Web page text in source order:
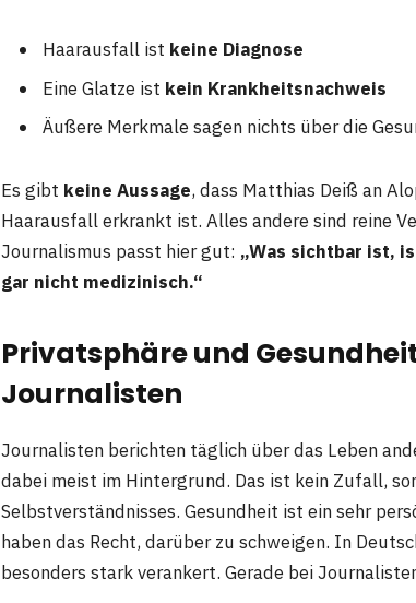
Haarausfall ist keine Diagnose
Eine Glatze ist kein Krankheitsnachweis
Äußere Merkmale sagen nichts über die
Es gibt keine Aussage, dass Matthias Deiß an
Haarausfall erkrankt ist. Alles andere sind reine
Journalismus passt hier gut: „Was sichtbar ist,
gar nicht medizinisch.“
Privatsphäre und
Journalisten
Journalisten berichten täglich über das Leben
dabei meist im Hintergrund. Das ist kein Zufall,
Selbstverständnisses. Gesundheit ist ein sehr
haben das Recht, darüber zu schweigen. In
besonders stark verankert. Gerade bei